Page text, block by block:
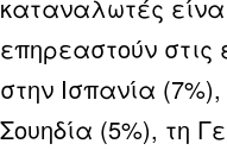
καταναλωτές
επηρεαστούν
στην Ισπανία
Σουηδία (5%), τη